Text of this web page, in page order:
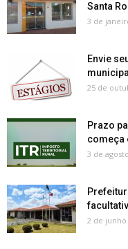
Santa
3 de
Envie
25 de
Prazo
começa
3 de
2 de junho